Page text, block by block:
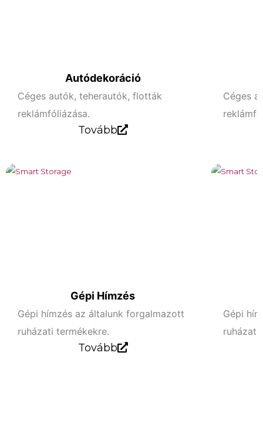
Autódekoráció
Céges autók, teherautók, flották
reklámfóliázása.
Tovább
Céges
Gépi Hímzés
Gépi hímzés az általunk forgalmazott
ruházati termékekre.
Tovább
Gépi
ruházati